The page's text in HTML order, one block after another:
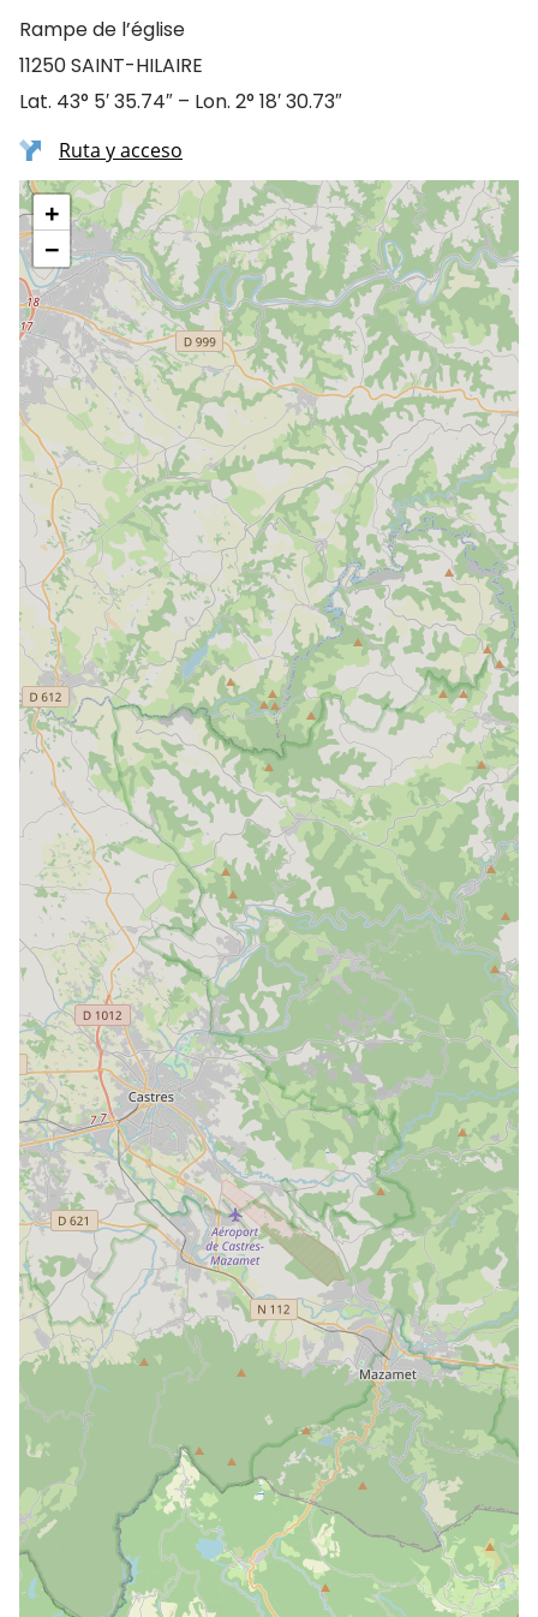
Rampe de l’église
11250 SAINT-HILAIRE
Lat. 43° 5′ 35.74″ – Lon. 2° 18′ 30.73″
Ruta y acceso
+
−